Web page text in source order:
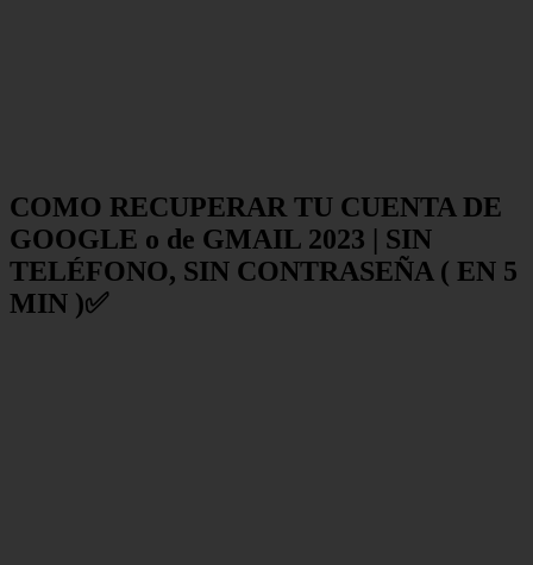
COMO RECUPERAR TU CUENTA DE
GOOGLE o de GMAIL 2023 | SIN
TELÉFONO, SIN CONTRASEÑA ( EN 5
MIN )✅